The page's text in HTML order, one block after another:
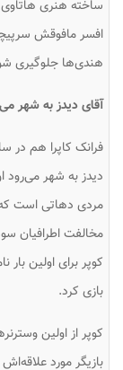
ساخته هنری هاتاوی
افسر مافوقش
هندی‌ها جلوگیری
آقای دیدز به شهر
دیدز به شهر می‌رود
مردی دهاتی است که
مخالفت اطرافیان
کوپر برای اولین
بازی کرد.
کوپر از اولین
بازیگر مورد